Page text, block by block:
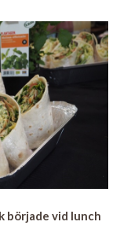
började vid lunch